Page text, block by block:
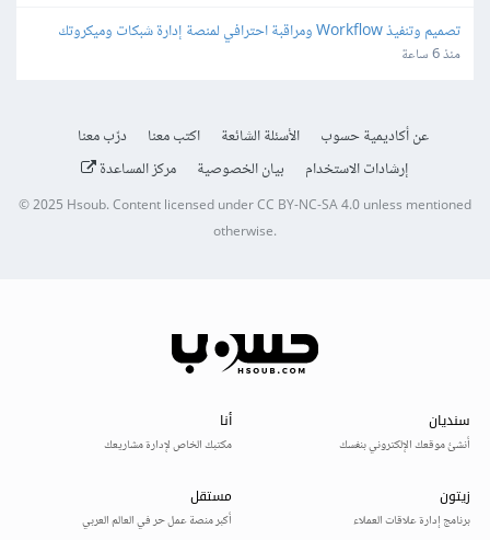
مبنية على Laravel/Radius
منذ 6 ساعة
عن أكاديمية حسوب الأسئلة الشائعة اكتب معنا
درّب معنا
إرشادات الاستخدام
بيان الخصوصية مركز المساعدة
© 2025 Hsoub.Content licensed underCC BY-NC-SA 4.0unless mentioned
otherwise.